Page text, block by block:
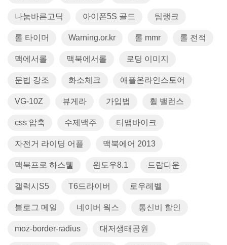
나눔바른고딕 아이폰5S 골드 팀랭크
롤 타이머 Warning.or.kr 롤 mmr 롤 전적
맥에서롤 맥북에서롤 로딩 이미지
문법 강조 화소체크 애플온라인스토어
VG-10Z 뷰게라 가입법 휠 밸런스
css 압축 수제맥주 티맵바이크
자전거 라이딩 어플 맥북에어 2013
맥북프로 하스웰 윈도우8.1 드랍다운
갤럭시S5 T6드라이버 로우레벨
블로그 메일 네이버 웍스 통신비 할인
moz-border-radius 대저생태공원